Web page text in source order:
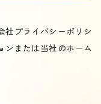
社プライバシーポリシ
ンまたは当社のホーム